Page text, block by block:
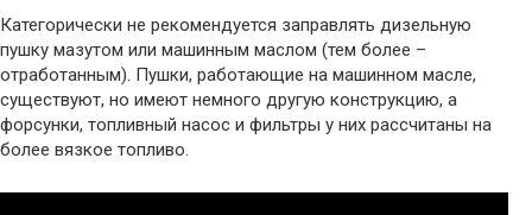
Категорически не рекомендуется заправлять дизельную
пушку мазутом или машинным маслом (тем более –
отработанным). Пушки, работающие на машинном масле,
существуют, но имеют немного другую конструкцию, а
форсунки, топливный насос и фильтры у них рассчитаны на
более вязкое топливо.